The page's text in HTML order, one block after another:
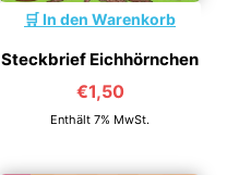
In den Warenkorb
Steckbrief Eichhörnchen
€1,50
Enthält 7% MwSt.